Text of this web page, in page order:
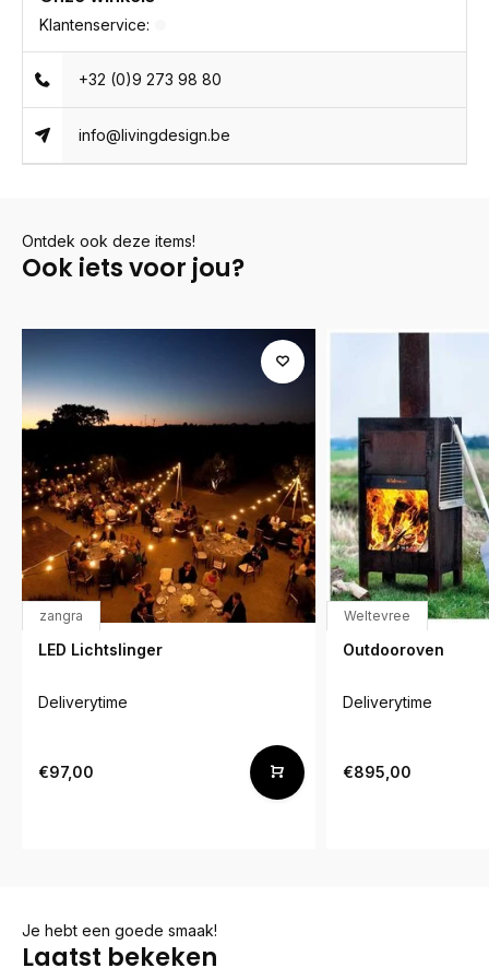
Klantenservice:
+32 (0)9 273 98 80
info@livingdesign.be
Ontdek ook deze items!
Ook iets voor jou?
zangra
LED Lichtslinger
Deliverytime
€97,00
Weltevree
Outdooroven
Deliverytime
€895,00
Je hebt een goede smaak!
Laatst bekeken